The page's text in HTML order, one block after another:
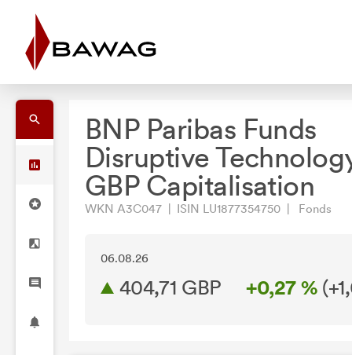
BNP Paribas Funds
Disruptive
GBP Capitalisation
WKN A3C047 | ISIN LU1877354750 | Fonds
06.08.26
404,71 GBP +0,27 % (